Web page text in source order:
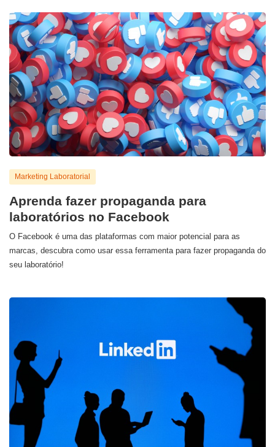
Marketing Laboratorial
Aprenda fazer propaganda para
laboratórios no Facebook
O Facebook é uma das plataformas com maior potencial para as
marcas, descubra como usar essa ferramenta para fazer propaganda do
seu laboratório!